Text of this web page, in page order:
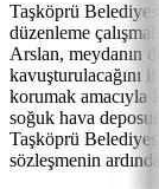
Taşköprü
düzenleme
Arslan, meydanın
kavuşturulacağını
korumak amacıyla
soğuk hava
Taşköprü
sözleşmenin